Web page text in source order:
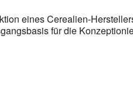
eines Cerealien-
für die